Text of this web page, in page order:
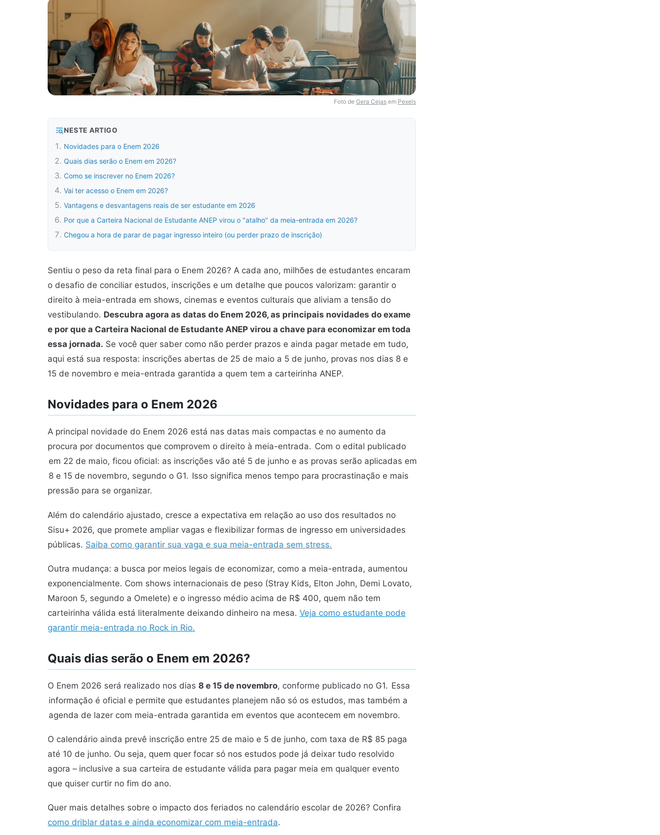
Foto de Gera Cejas em Pexels
NESTE ARTIGO
Novidades para o Enem 2026
Quais dias serão o Enem em 2026?
Como se inscrever no Enem 2026?
Vai ter acesso o Enem em 2026?
Vantagens e desvantagens reais de ser estudante em 2026
Por que a Carteira Nacional de Estudante ANEP virou o "atalho" da meia-entrada em 2026?
Chegou a hora de parar de pagar ingresso inteiro (ou perder prazo de inscrição)
Sentiu o peso da reta final para o Enem 2026? A cada ano, milhões de estudantes encaram
o desafio de conciliar estudos, inscrições e um detalhe que poucos valorizam: garantir o
direito à meia-entrada em shows, cinemas e eventos culturais que aliviam a tensão do
vestibulando. Descubra agora as datas do Enem 2026, as principais novidades do exame
e por que a Carteira Nacional de Estudante ANEP virou a chave para economizar em toda
essa jornada. Se você quer saber como não perder prazos e ainda pagar metade em tudo,
aqui está sua resposta: inscrições abertas de 25 de maio a 5 de junho, provas nos dias 8 e
15 de novembro e meia-entrada garantida a quem tem a carteirinha ANEP.
Novidades para o Enem 2026
A principal novidade do Enem 2026 está nas datas mais compactas e no aumento da
procura por documentos que comprovem o direito à meia-entrada. Com o edital publicado
em 22 de maio, ficou oficial: as inscrições vão até 5 de junho e as provas serão aplicadas em
8 e 15 de novembro, segundo o G1. Isso significa menos tempo para procrastinação e mais
pressão para se organizar.
Além do calendário ajustado, cresce a expectativa em relação ao uso dos resultados no
Sisu+ 2026, que promete ampliar vagas e flexibilizar formas de ingresso em universidades
públicas. Saiba como garantir sua vaga e sua meia-entrada sem stress.
Outra mudança: a busca por meios legais de economizar, como a meia-entrada, aumentou
exponencialmente. Com shows internacionais de peso (Stray Kids, Elton John, Demi Lovato,
Maroon 5, segundo a Omelete) e o ingresso médio acima de R$ 400, quem não tem
carteirinha válida está literalmente deixando dinheiro na mesa. Veja como estudante pode
garantir meia-entrada no Rock in Rio.
Quais dias serão o Enem em 2026?
O Enem 2026 será realizado nos dias 8 e 15 de novembro, conforme publicado no G1. Essa
informação é oficial e permite que estudantes planejem não só os estudos, mas também a
agenda de lazer com meia-entrada garantida em eventos que acontecem em novembro.
O calendário ainda prevê inscrição entre 25 de maio e 5 de junho, com taxa de R$ 85 paga
até 10 de junho. Ou seja, quem quer focar só nos estudos pode já deixar tudo resolvido
agora – inclusive a sua carteira de estudante válida para pagar meia em qualquer evento
que quiser curtir no fim do ano.
Quer mais detalhes sobre o impacto dos feriados no calendário escolar de 2026? Confira
como driblar datas e ainda economizar com meia-entrada.